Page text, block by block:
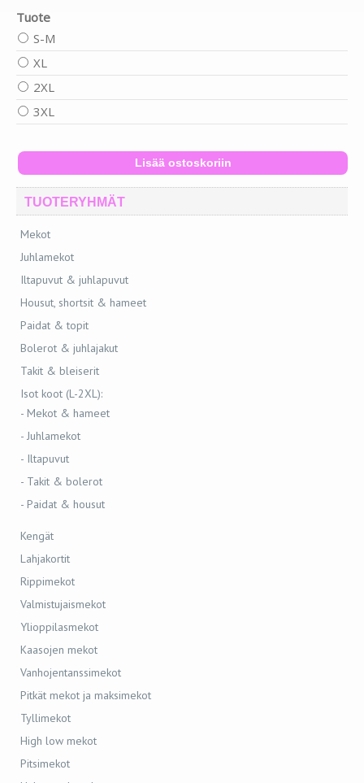
Tuote
S-M
XL
2XL
3XL
TUOTERYHMÄT
Mekot
Juhlamekot
Iltapuvut & juhlapuvut
Housut, shortsit & hameet
Paidat & topit
Bolerot & juhlajakut
Takit & bleiserit
Isot koot (L-2XL):
- Mekot & hameet
- Juhlamekot
- Iltapuvut
- Takit & bolerot
- Paidat & housut
Kengät
Lahjakortit
Rippimekot
Valmistujaismekot
Ylioppilasmekot
Kaasojen mekot
Vanhojentanssimekot
Pitkät mekot ja maksimekot
Tyllimekot
High low mekot
Pitsimekot